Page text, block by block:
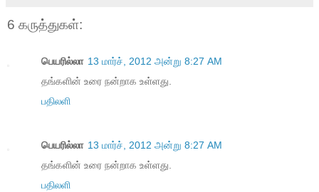
6 கருத்துகள்:
பெயரில்லா 13 மார்ச், 2012 அன்று 8:27 AM
தங்களின் உரை நன்றாக உள்ளது.
பதிலளி
பெயரில்லா 13 மார்ச், 2012 அன்று 8:27 AM
தங்களின் உரை நன்றாக உள்ளது.
பதிலளி